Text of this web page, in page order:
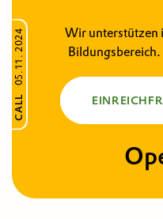
CALL
05.11. 2024
Wir unterstützen
Bildungsbereich.